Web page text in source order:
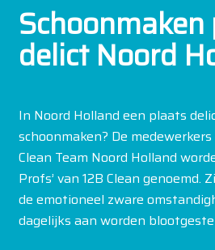
delict Noord
In Noord Holland een plaats
schoonmaken? De
Clean Team Noord Holland
Profs’ van 12B Clean genoemd.
de emotioneel zware
dagelijks aan worden